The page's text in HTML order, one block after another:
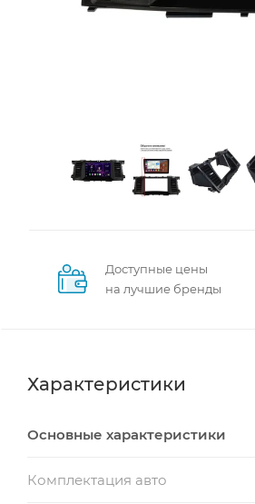
Доступные цены
на лучшие бренды
Характеристики
Основные характеристики
Комплектация авто